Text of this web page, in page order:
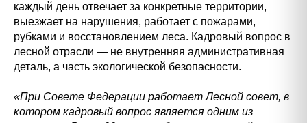
каждый день отвечает за конкретные территории,
выезжает на нарушения, работает с пожарами,
рубками и восстановлением леса. Кадровый вопрос в
лесной отрасли — не внутренняя административная
деталь, а часть экологической безопасности.
«При Совете Федерации работает Лесной совет, в
котором кадровый вопрос является одним из